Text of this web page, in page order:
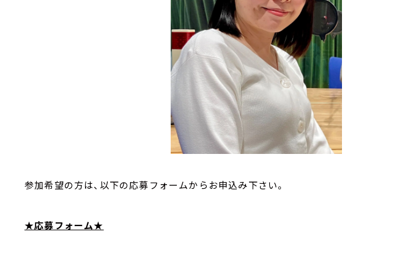
参加希望の方は、以下の応募フォームからお申込み下さい。
★応募フォーム★